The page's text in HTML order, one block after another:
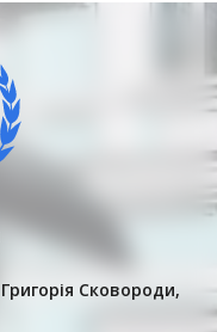
Сковороди,